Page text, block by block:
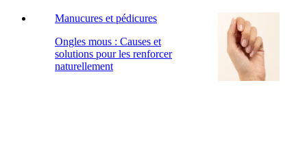
Manucures et pédicures
Ongles mous : Causes et
solutions pour les renforcer
naturellement